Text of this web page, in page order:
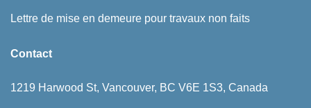
Lettre de mise en demeure pour travaux non faits
Contact
1219 Harwood St, Vancouver, BC V6E 1S3, Canada